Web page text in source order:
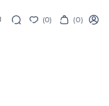
(0) (0)